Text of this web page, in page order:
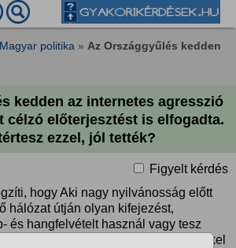
Magyar politika » Az Országgyűlés kedden
kedden az internetes agresszió
célzó előterjesztést is elfogadta.
ezzel, jól tették?
Figyelt kérdés
hogy Aki nagy nyilvánosság előtt
hálózat útján olyan kifejezést,
és hangfelvételt használ vagy tesz
személlyel vagy személyekkel